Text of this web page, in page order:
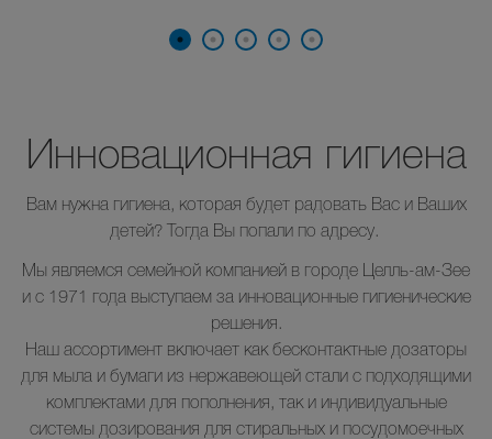
Инновационная гигиена
Вам нужна гигиена, которая будет радовать Вас и Ваших
детей? Тогда Вы попали по адресу.
Мы являемся семейной компанией в городе Целль-ам-Зее
и с 1971 года выступаем за инновационные гигиенические
решения.
Наш ассортимент включает как бесконтактные дозаторы
для мыла и бумаги из нержавеющей стали с подходящими
комплектами для пополнения, так и индивидуальные
системы дозирования для стиральных и посудомоечных